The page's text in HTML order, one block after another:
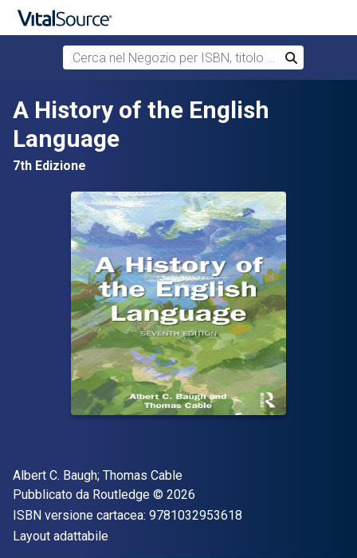
Passa al contenuto principale
Cerca nel Negozio per ISBN, titolo o autore
Cerca
A History of the English
Language
7th Edizione
Autore(i)
Albert C. Baugh; Thomas Cable
Editore
Pubblicato da Routledge Copyright
© 2026
ISBN versione cartacea: 9781032953618
Formato
Layout adattabile